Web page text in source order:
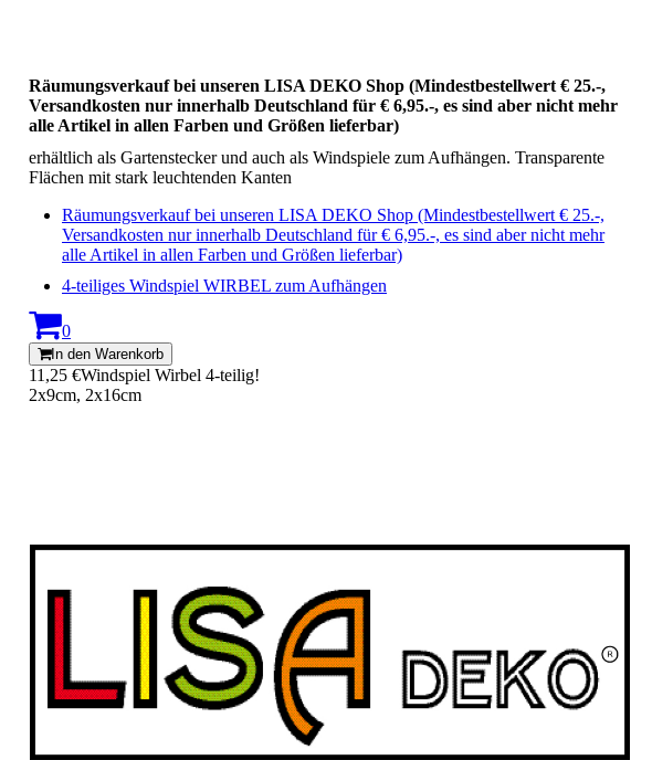
Räumungsverkauf bei unseren LISA DEKO Shop (Mindestbestellwert € 25.-,
Versandkosten nur innerhalb Deutschland für € 6,95.-, es sind aber nicht mehr
alle Artikel in allen Farben und Größen lieferbar)
erhältlich als Gartenstecker und auch als Windspiele zum Aufhängen. Transparente
Flächen mit stark leuchtenden Kanten
Räumungsverkauf bei unseren LISA DEKO Shop (Mindestbestellwert € 25.-,
Versandkosten nur innerhalb Deutschland für € 6,95.-, es sind aber nicht mehr
alle Artikel in allen Farben und Größen lieferbar)
4-teiliges Windspiel WIRBEL zum Aufhängen
0
In den Warenkorb
11,25 €Windspiel Wirbel 4-teilig!
2x9cm, 2x16cm